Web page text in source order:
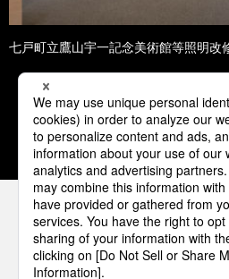
七戸町立鷹山宇一記念美術館等照明改
1 2 3 4
パナソニックの電気設備